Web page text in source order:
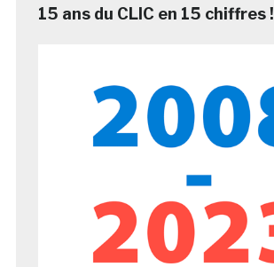
15 ans du CLIC en 15 chiffres !